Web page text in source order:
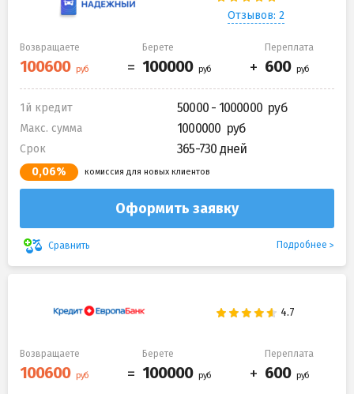
Отзывов: 2
Возвращаете Берете Переплата
1й кредит 50000 - 1000000
Макс. сумма 1000000
Срок 365-730 дней
0,06% комиссия для новых клиентов
Оформить заявку
Сравнить Подробнее
Возвращаете Берете Переплата